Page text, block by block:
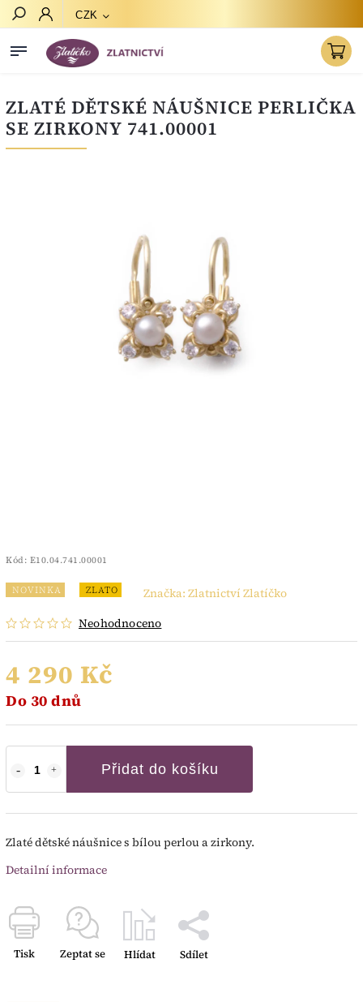
CZK
ZLATÉ DĚTSKÉ NÁUŠNICE PERLIČKA
SE ZIRKONY 741.00001
Kód: E10.04.741.00001
NOVINKA ZLATO
Neohodnoceno
Značka: Zlatnictví Zlatíčko
4 290 Kč
Do 30 dnů
Přidat do košíku
Zlaté dětské náušnice s bílou perlou a zirkony.
Detailní informace
Tisk Zeptat se Hlídat Sdílet